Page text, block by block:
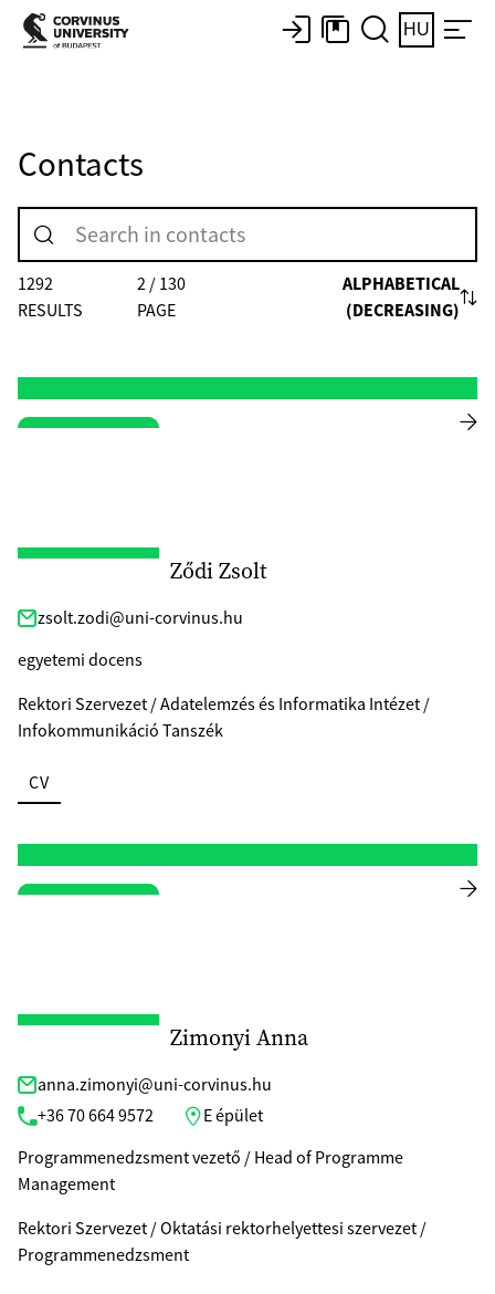
HU
Contacts
1292
RESULTS
2 / 130
PAGE
ALPHABETICAL
(DECREASING)
Ződi Zsolt
zsolt.zodi@uni-corvinus.hu
egyetemi docens
Rektori Szervezet / Adatelemzés és Informatika Intézet /
Infokommunikáció Tanszék
CV
Zimonyi Anna
anna.zimonyi@uni-corvinus.hu
+36 70 664 9572
E épület
Programmenedzsment vezető / Head of Programme
Management
Rektori Szervezet / Oktatási rektorhelyettesi szervezet /
Programmenedzsment